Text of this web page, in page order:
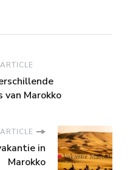
van Marokko
in
Marokko